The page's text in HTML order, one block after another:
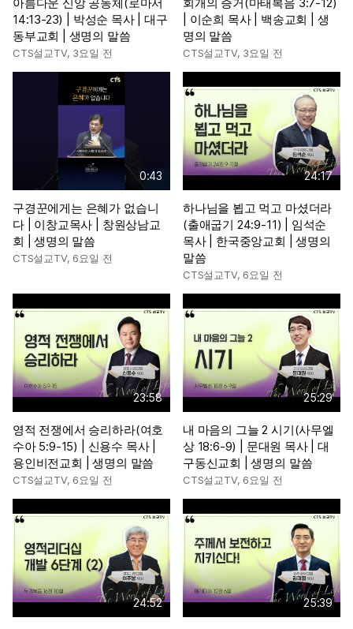
14:13-23) | 박성순 목사 | 대구
동부교회 | 생명의 말씀
CTS설교TV, 3요일 전
| 이순희 목사 | 백송교회 | 생
명의 말씀
CTS설교TV, 3요일 전
0:43
구경꾼에게는 은혜가 없습니
다 | 이창교목사 | 창원상남교
회 | 생명의 말씀
CTS설교TV, 6요일 전
24:17
하나님을 뵙고 먹고 마셨더라
(출애굽기 24:9-11) | 임석순
목사 | 한국중앙교회 | 생명의
말씀
CTS설교TV, 6요일 전
23:58
영적 전쟁에서 승리하라(여호
수아 5:9-15) | 신용수 목사 |
용인비전교회 | 생명의 말씀
CTS설교TV, 6요일 전
25:29
내 마음의 그늘 2 시기(사무엘
상 18:6-9) | 문대원 목사 | 대
구동신교회 | 생명의 말씀
CTS설교TV, 6요일 전
24:52 25:39